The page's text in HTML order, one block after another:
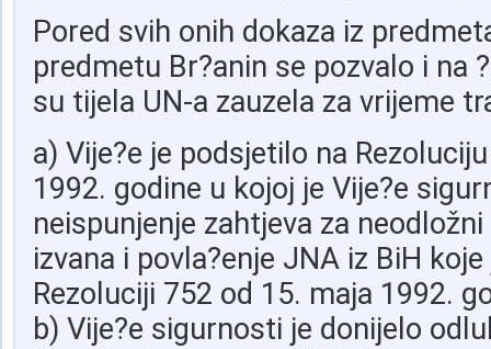
Pored svih onih dokaza iz
predmetu Br?anin se pozvalo i na
su tijela UN-a zauzela za vrijeme
a) Vije?e je podsjetilo na
1992. godine u kojoj je Vije?e
neispunjenje zahtjeva za
izvana i povla?enje JNA iz BiH
Rezoluciji 752 od 15. maja 1992.
b) Vije?e sigurnosti je donijelo